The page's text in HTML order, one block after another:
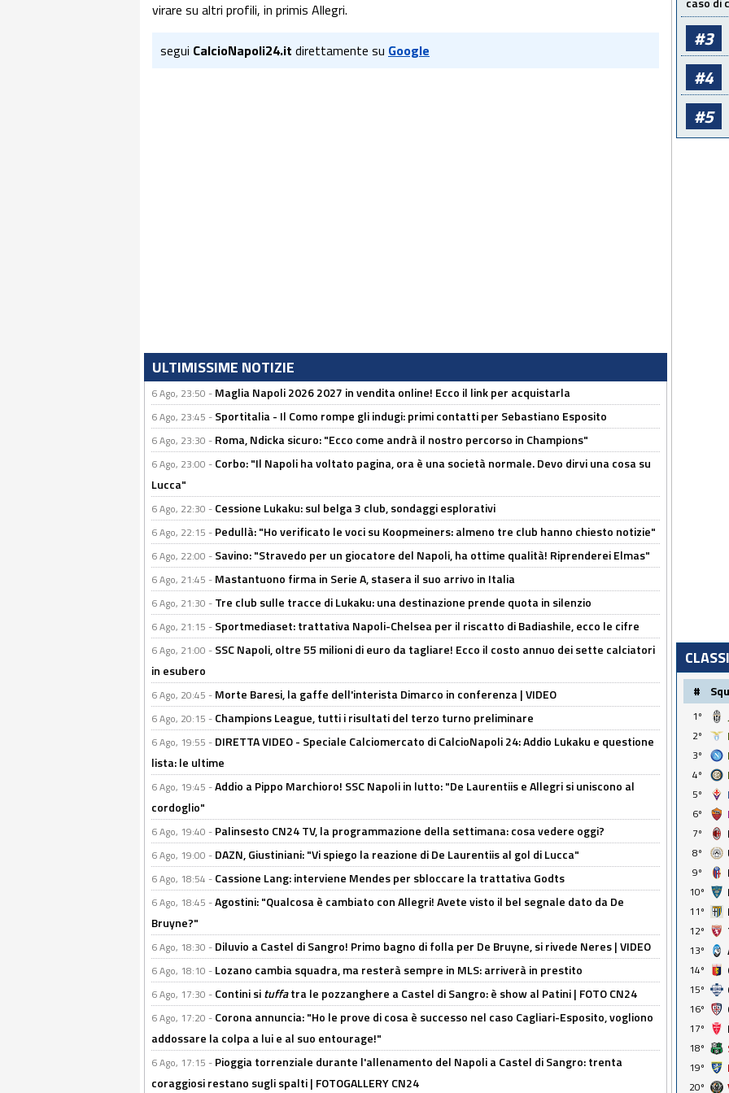
virare su altri profili, in primis Allegri.
segui CalcioNapoli24.it direttamente su Google
ULTIMISSIME NOTIZIE
6 Ago, 23:50 - Maglia Napoli 2026 2027 in vendita online! Ecco il link per acquistarla
6 Ago, 23:45 - Sportitalia - Il Como rompe gli indugi: primi contatti per Sebastiano Esposito
6 Ago, 23:30 - Roma, Ndicka sicuro: "Ecco come andrà il nostro percorso in Champions"
6 Ago, 23:00 - Corbo: "Il Napoli ha voltato pagina, ora è una società normale. Devo dirvi una cosa su
Lucca"
6 Ago, 22:30 - Cessione Lukaku: sul belga 3 club, sondaggi esplorativi
6 Ago, 22:15 - Pedullà: "Ho verificato le voci su Koopmeiners: almeno tre club hanno chiesto notizie"
6 Ago, 22:00 - Savino: "Stravedo per un giocatore del Napoli, ha ottime qualità! Riprenderei Elmas"
6 Ago, 21:45 - Mastantuono firma in Serie A, stasera il suo arrivo in Italia
6 Ago, 21:30 - Tre club sulle tracce di Lukaku: una destinazione prende quota in silenzio
6 Ago, 21:15 - Sportmediaset: trattativa Napoli-Chelsea per il riscatto di Badiashile, ecco le cifre
6 Ago, 21:00 - SSC Napoli, oltre 55 milioni di euro da tagliare! Ecco il costo annuo dei sette calciatori
in esubero
6 Ago, 20:45 - Morte Baresi, la gaffe dell'interista Dimarco in conferenza | VIDEO
6 Ago, 20:15 - Champions League, tutti i risultati del terzo turno preliminare
6 Ago, 19:55 - DIRETTA VIDEO - Speciale Calciomercato di CalcioNapoli 24: Addio Lukaku e questione
lista: le ultime
6 Ago, 19:45 -Addio a Pippo Marchioro! SSC Napoli in lutto: "De Laurentiis e Allegri si uniscono al
cordoglio"
6 Ago, 19:40 - Palinsesto CN24 TV, la programmazione della settimana: cosa vedere oggi?
6 Ago, 19:00 - DAZN, Giustiniani: "Vi spiego la reazione di De Laurentiis al gol di Lucca"
6 Ago, 18:54 - Cassione Lang: interviene Mendes per sbloccare la trattativa Godts
6 Ago, 18:45 -Agostini: "Qualcosa è cambiato con Allegri! Avete visto il bel segnale dato da De
Bruyne?"
6 Ago, 18:30 - Diluvio a Castel di Sangro! Primo bagno di folla per De Bruyne, si rivede Neres | VIDEO
6 Ago, 18:10 - Lozano cambia squadra, ma resterà sempre in MLS: arriverà in prestito
6 Ago, 17:30 - Contini situffatra le pozzanghere a Castel di Sangro: è show al Patini | FOTO CN24
6 Ago, 17:20 - Corona annuncia: "Ho le prove di cosa è successo nel caso Cagliari-Esposito, vogliono
addossare la colpa a lui e al suo entourage!"
6 Ago, 17:15 - Pioggia torrenziale durante l'allenamento del Napoli a Castel di Sangro: trenta
coraggiosi restano sugli spalti | FOTOGALLERY CN24
#3
#4
#5
#
1º
2º
3º
4º
5º
6º
7º
8º
9º
10º
11º
12º
13º
14º
15º
16º
17º
18º
19º
20º